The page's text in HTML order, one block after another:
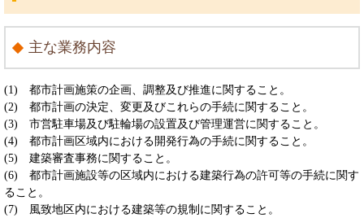
主な業務内容
(1) 都市計画施策の企画、調整及び推進に関すること。
(2) 都市計画の決定、変更及びこれらの手続に関すること。
(3) 市営駐車場及び駐輪場の設置及び管理運営に関すること。
(4) 都市計画区域内における開発行為の手続に関すること。
(5) 建築審査事務に関すること。
(6) 都市計画施設等の区域内における建築行為の許可等の手続に関す
ること。
(7) 風致地区内における建築等の規制に関すること。